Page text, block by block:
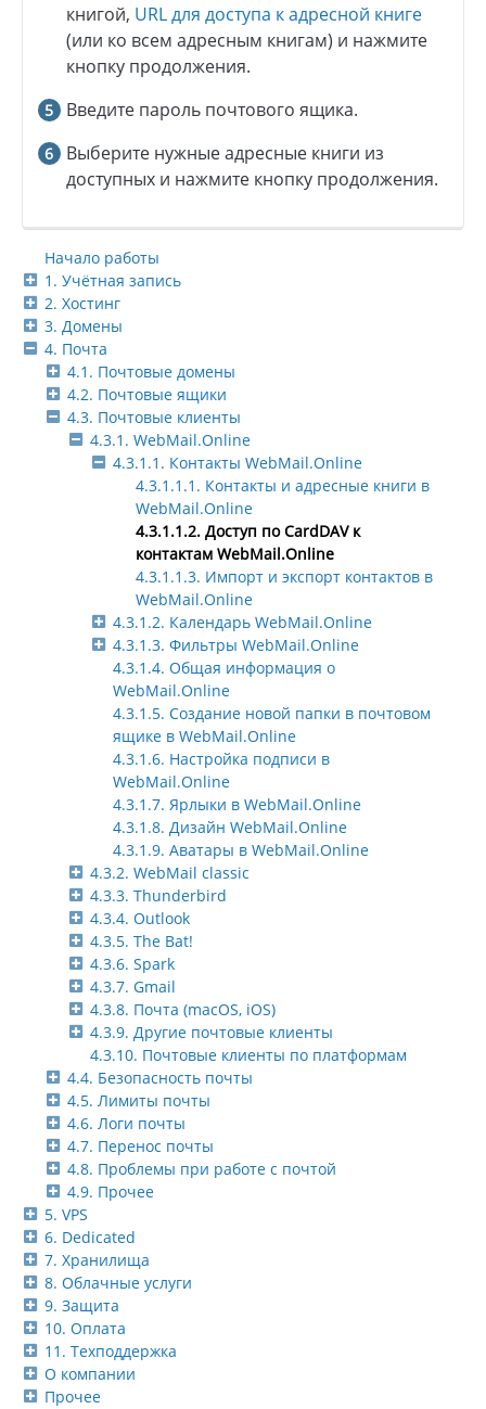
Начало работы
1. Учётная запись
2. Хостинг
3. Домены
4. Почта
4.1. Почтовые домены
4.2. Почтовые ящики
4.3. Почтовые клиенты
4.3.1. WebMail.Online
4.3.1.1. Контакты WebMail.Online
4.3.1.1.1. Контакты и адресные книги в
WebMail.Online
4.3.1.1.2. Доступ по CardDAV к
контактам WebMail.Online
4.3.1.1.3. Импорт и экспорт контактов в
WebMail.Online
4.3.1.2. Календарь WebMail.Online
4.3.1.3. Фильтры WebMail.Online
4.3.1.4. Общая информация о
WebMail.Online
4.3.1.5. Создание новой папки в почтовом
ящике в WebMail.Online
4.3.1.6. Настройка подписи в
WebMail.Online
4.3.1.7. Ярлыки в WebMail.Online
4.3.1.8. Дизайн WebMail.Online
4.3.1.9. Аватары в WebMail.Online
4.3.2. WebMail classic
4.3.3. Thunderbird
4.3.4. Outlook
4.3.5. The Bat!
4.3.6. Spark
4.3.7. Gmail
4.3.8. Почта (macOS, iOS)
4.3.9. Другие почтовые клиенты
4.3.10. Почтовые клиенты по платформам
4.4. Безопасность почты
4.5. Лимиты почты
4.6. Логи почты
4.7. Перенос почты
4.8. Проблемы при работе с почтой
4.9. Прочее
5. VPS
6. Dedicated
7. Хранилища
8. Облачные услуги
9. Защита
10. Оплата
11. Техподдержка
О компании
Прочее
книгой, URL для доступа к адресной книге
(или ко всем адресным книгам) и нажмите
кнопку продолжения.
Введите пароль почтового ящика.
Выберите нужные адресные книги из
доступных и нажмите кнопку продолжения.